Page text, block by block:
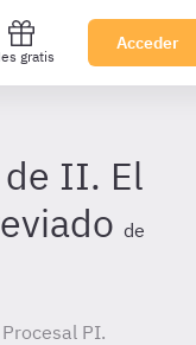
gratis
Acceder
II. El
de
PI.